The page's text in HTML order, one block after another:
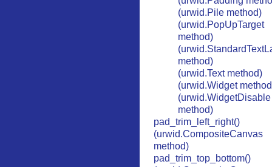
(urwid.Pile method)
(urwid.PopUpTarget
method)
method)
(urwid.Text method)
(urwid.Widget
(urwid.WidgetDisable
method)
pad_trim_left_right()
(urwid.CompositeCanvas
method)
pad_trim_top_bottom()